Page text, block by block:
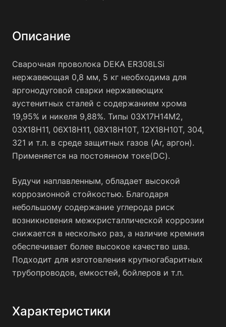
Описание
Сварочная проволока DEKA ER308LSi
нержавеющая 0,8 мм, 5 кг необходима для
аргонодуговой сварки нержавеющих
аустенитных сталей c содержанием хрома
19,95% и никеля 9,88%. Типы 03Х17Н14М2,
03Х18Н11, 06Х18Н11, 08Х18Н10Т, 12Х18Н10Т, 304,
321 и т.п. в среде защитных газов (Ar, аргон).
Применяется на постоянном токе(DC).
Будучи наплавленным, обладает высокой
коррозионной стойкостью. Благодаря
небольшому содержание углерода риск
возникновения межкристаллической коррозии
снижается в несколько раз, а наличие кремния
обеспечивает более высокое качество шва.
Подходит для изготовления крупногабаритных
трубопроводов, емкостей, бойлеров и т.п.
Характеристики